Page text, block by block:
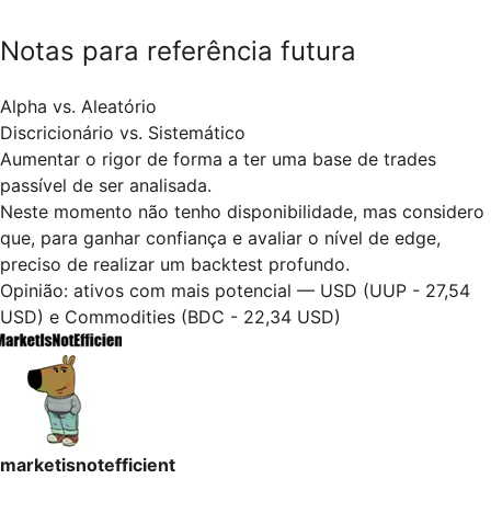
Notas para referência futura
Alpha vs. Aleatório
Discricionário vs. Sistemático
Aumentar o rigor de forma a ter uma base de trades
passível de ser analisada.
Neste momento não tenho disponibilidade, mas considero
que, para ganhar confiança e avaliar o nível de edge,
preciso de realizar um backtest profundo.
Opinião: ativos com mais potencial — USD (UUP - 27,54
USD) e Commodities (BDC - 22,34 USD)
marketisnotefficient